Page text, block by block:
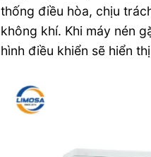
thống điều hòa, chịu
không khí. Khi máy nén
hình điều khiển sẽ hiển